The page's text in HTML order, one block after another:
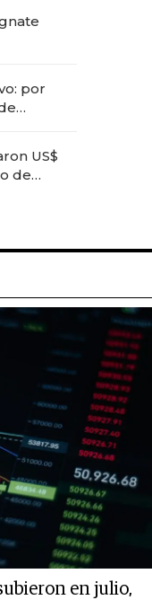
por
US$
de
en julio,